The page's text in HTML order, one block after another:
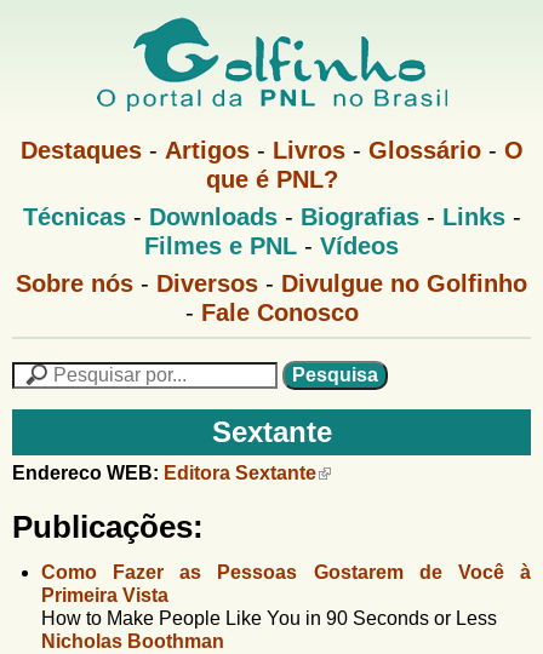
Pular
para
o
principal
G
f
i
n
h
o
M
u
Destaques- Artigos- Livros- Glossário- O
que é PNL?
M
e
P
Técnicas- Downloads- Biografias- Links-
Filmes e PNL - Vídeos
G
n
M
u
Sobre nós - Diversos - Divulgue no Golfinho
- Fale Conosco
F
r
m
u
e
u
a
o
Sextante
Endereco WEB: Editora Sextante
Publicações:
Como Fazer as Pessoas Gostarem de Você à
Primeira Vista
How to Make People Like You in 90 Seconds or Less
Nicholas Boothman